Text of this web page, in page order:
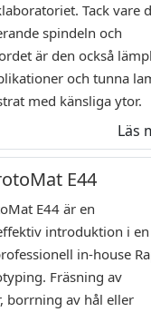
Tack vare
spindeln och
är den också
och tunna
med känsliga ytor.
Läs
E44
E44 är en
introduktion i en
in-house
Fräsning av
borrning av hål eller